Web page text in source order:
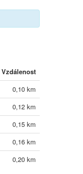
Vzdálenost
0,10 km
0,12 km
0,15 km
0,16 km
0,20 km